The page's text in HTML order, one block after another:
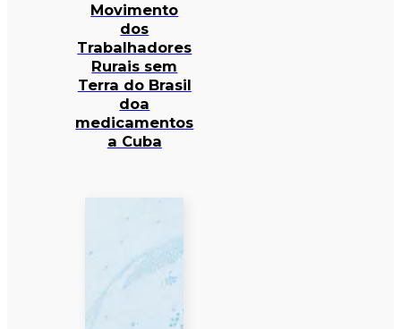
Movimento
dos
Trabalhadores
Rurais sem
Terra do Brasil
doa
medicamentos
a Cuba